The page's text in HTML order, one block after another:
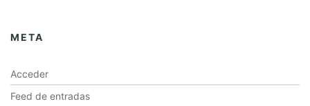
META
Acceder
Feed de entradas